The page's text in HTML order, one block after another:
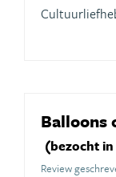
Balloons
(bezocht
Review